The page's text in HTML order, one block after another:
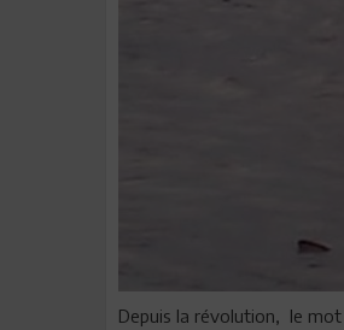
Depuis la révolution, le